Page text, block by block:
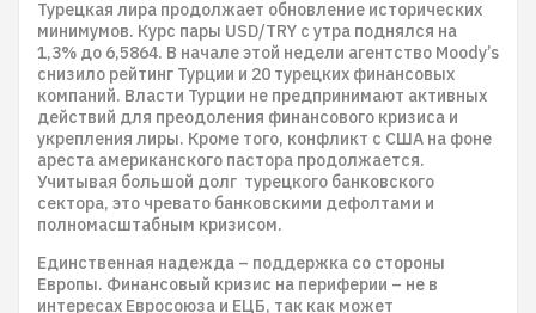
Турецкая лира продолжает обновление исторических
минимумов. Курс пары USD/TRY с утра поднялся на
1,3% до 6,5864. В начале этой недели агентство Moody’s
снизило рейтинг Турции и 20 турецких финансовых
компаний. Власти Турции не предпринимают активных
действий для преодоления финансового кризиса и
укрепления лиры. Кроме того, конфликт с США на фоне
ареста американского пастора продолжается.
Учитывая большой долг турецкого банковского
сектора, это чревато банковскими дефолтами и
полномасштабным кризисом.
Единственная надежда – поддержка со стороны
Европы. Финансовый кризис на периферии – не в
интересах Евросоюза и ЕЦБ, так как может